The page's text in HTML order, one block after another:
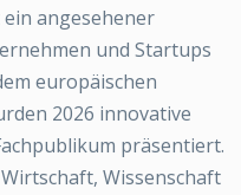
angesehener
und Startups
europäischen
2026 innovative
präsentiert.
Wissenschaft